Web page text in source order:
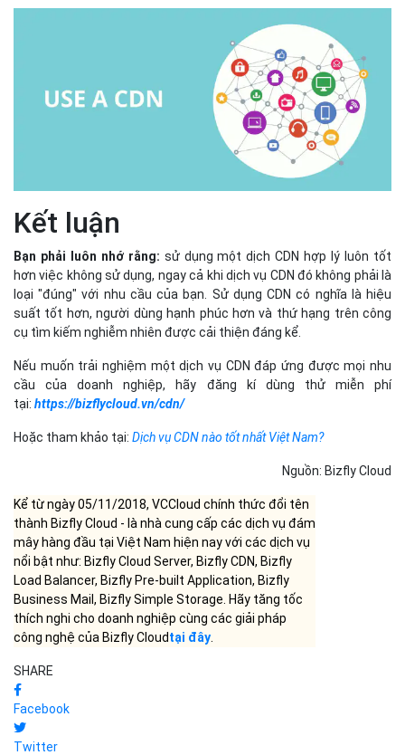
Kết luận
Bạn phải luôn nhớ rằng: sử dụng một dịch CDN hợp lý luôn tốt
hơn việc không sử dụng, ngay cả khi dịch vụ CDN đó không phải là
loại "đúng" với nhu cầu của bạn. Sử dụng CDN có nghĩa là hiệu
suất tốt hơn, người dùng hạnh phúc hơn và thứ hạng trên công
cụ tìm kiếm nghiễm nhiên được cải thiện đáng kể.
Nếu muốn trải nghiệm một dịch vụ CDN đáp ứng được mọi nhu
cầu của doanh nghiệp, hãy đăng kí dùng thử miễn phí
tại: https://bizflycloud.vn/cdn/
Hoặc tham khảo tại: Dịch vụ CDN nào tốt nhất Việt Nam?
Nguồn: Bizfly Cloud
Kể từ ngày 05/11/2018, VCCloud chính thức đổi tên
thành Bizfly Cloud - là nhà cung cấp các dịch vụ đám
mây hàng đầu tại Việt Nam hiện nay với các dịch vụ
nổi bật như: Bizfly Cloud Server, Bizfly CDN, Bizfly
Load Balancer, Bizfly Pre-built Application, Bizfly
Business Mail, Bizfly Simple Storage. Hãy tăng tốc
thích nghi cho doanh nghiệp cùng các giải pháp
công nghệ của Bizfly Cloudtại đây
SHARE
Facebook
Twitter